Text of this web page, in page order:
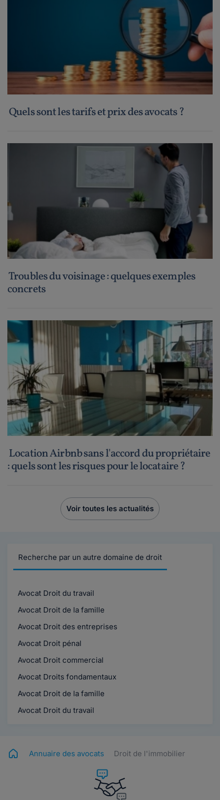
Quels sont les tarifs et prix des avocats ?
Troubles du voisinage : quelques exemples
concrets
Location Airbnb sans l'accord du propriétaire
: quels sont les risques pour le locataire ?
Voir toutes les actualités
Recherche par un autre domaine de droit
Avocat Droit du travail
Avocat Droit de la famille
Avocat Droit des entreprises
Avocat Droit pénal
Avocat Droit commercial
Avocat Droits fondamentaux
Avocat Droit de la famille
Avocat Droit du travail
Annuaire des avocats Droit de l'immobilier